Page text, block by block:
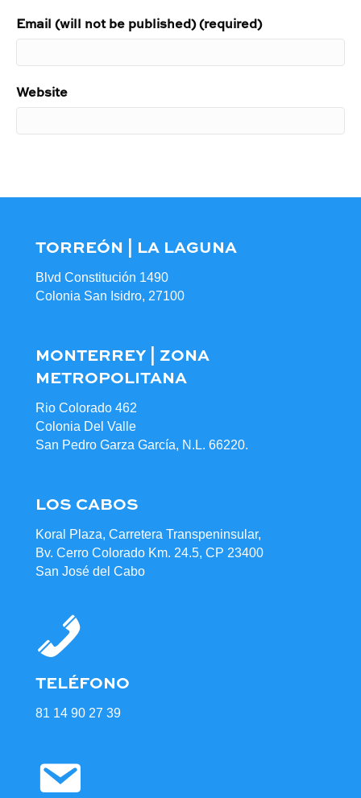
Email (will not be published) (required)
Website
TORREÓN | LA LAGUNA
Blvd Constitución 1490
Colonia San Isidro, 27100
MONTERREY | ZONA
METROPOLITANA
Rio Colorado 462
Colonia Del Valle
San Pedro Garza García, N.L. 66220.
LOS CABOS
Koral Plaza, Carretera Transpeninsular,
Bv. Cerro Colorado Km. 24.5, CP 23400
San José del Cabo
TELÉFONO
81 14 90 27 39